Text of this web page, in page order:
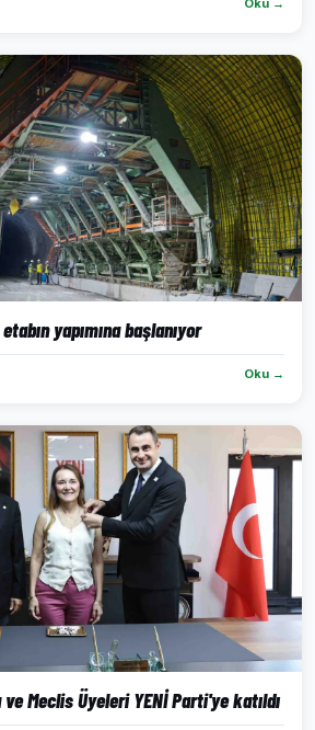
Oku →
yapımına başlanıyor
Oku →
ve Meclis Üyeleri YENİ Parti'ye katıldı